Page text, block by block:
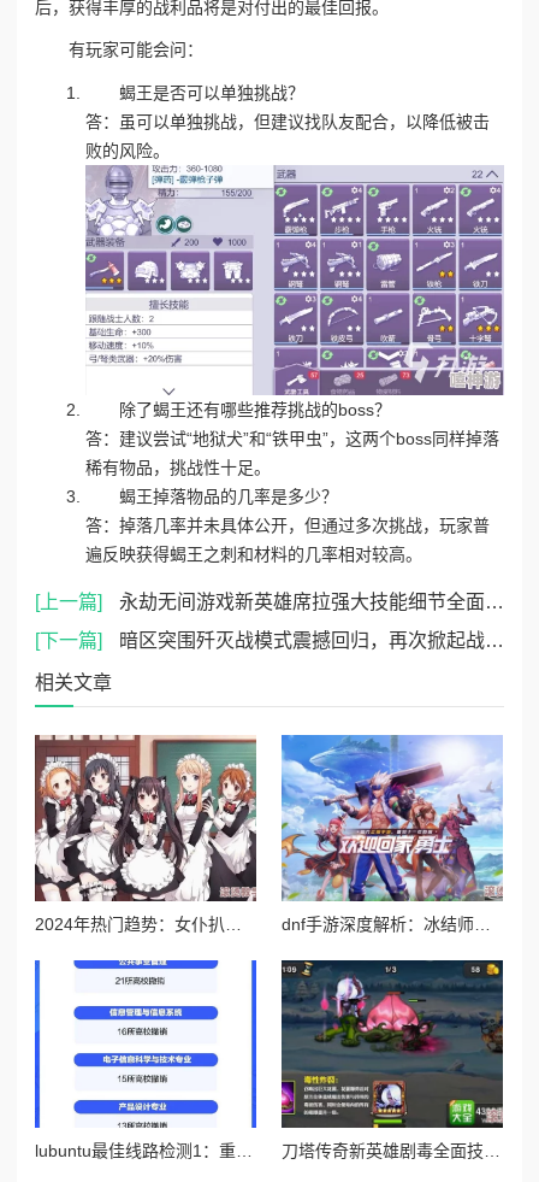
后，获得丰厚的战利品将是对付出的最佳回报。
有玩家可能会问：
蝎王是否可以单独挑战？
答：虽可以单独挑战，但建议找队友配合，以降低被击
败的风险。
除了蝎王还有哪些推荐挑战的boss？
答：建议尝试“地狱犬”和“铁甲虫”，这两个boss同样掉落
稀有物品，挑战性十足。
蝎王掉落物品的几率是多少？
答：掉落几率并未具体公开，但通过多次挑战，玩家普
遍反映获得蝎王之刺和材料的几率相对较高。
[上一篇]
永劫无间游戏新英雄席拉强大技能细节全面爆料
[下一篇]
暗区突围歼灭战模式震撼回归，再次掀起战斗狂潮
相关文章
dnf手游深度解析：冰结师两大高效连招技巧与实战应用指南